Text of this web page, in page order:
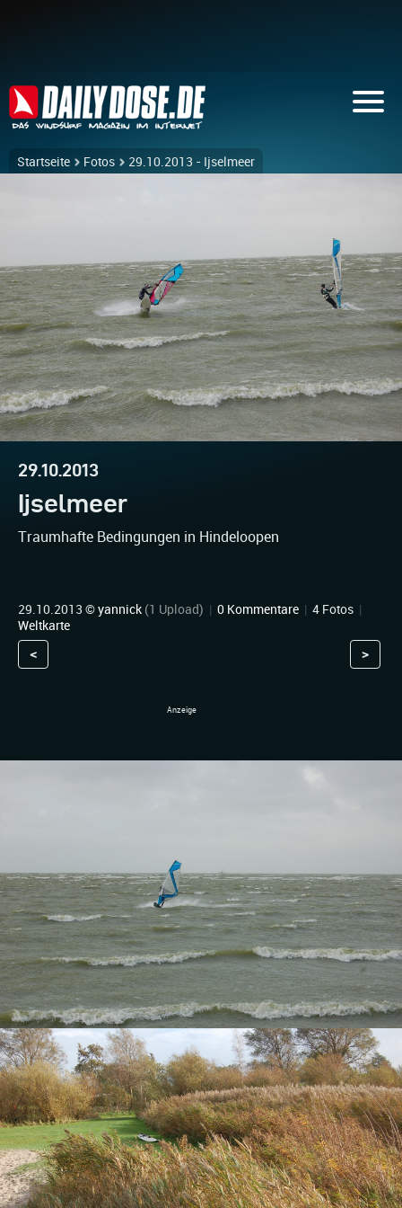
Startseite Fotos 29.10.2013 - Ijselmeer
29.10.2013
Ijselmeer
Traumhafte Bedingungen in Hindeloopen
29.10.2013 ©yannick (1 Upload) | 0 Kommentare | 4 Fotos |
Weltkarte
< >